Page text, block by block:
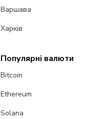
Варшава
Харків
Популярні валюти
Bitcoin
Ethereum
Solana